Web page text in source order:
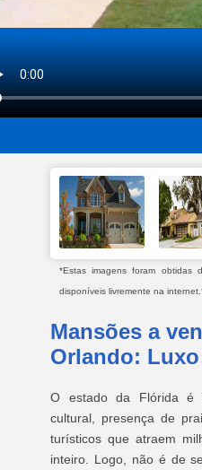
*Estas imagens foram obtidas
disponíveis livremente na
Mansões a
Orlando:
O estado da Flórida é
cultural, presença de
turísticos que atraem
inteiro. Logo, não é de